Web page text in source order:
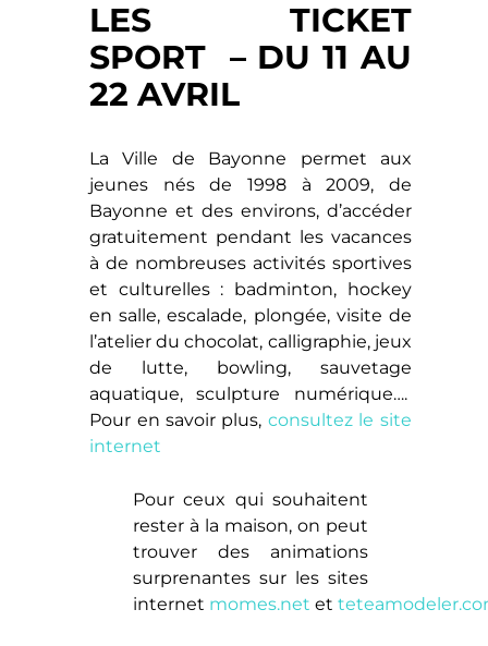
LES TICKET
SPORT – DU 11 AU
22 AVRIL
La Ville de Bayonne permet aux
jeunes nés de 1998 à 2009, de
Bayonne et des environs, d’accéder
gratuitement pendant les vacances
à de nombreuses activités sportives
et culturelles : badminton, hockey
en salle, escalade, plongée, visite de
l’atelier du chocolat, calligraphie, jeux
de lutte, bowling, sauvetage
aquatique, sculpture numérique….
Pour en savoir plus, consultez le site
internet
Pour ceux qui souhaitent
rester à la maison, on peut
trouver des animations
surprenantes sur les sites
internet momes.net et